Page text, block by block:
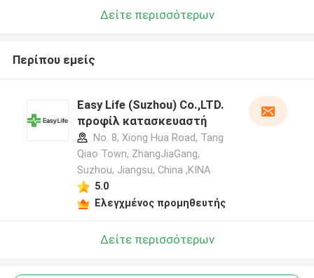
Δείτε περισσότερων
Περίπου εμείς
Easy Life (Suzhou) Co.,LTD.
προφίλ κατασκευαστή
No. 8, Xiong Hua Road, Tang
Qiao Town, ZhangJiaGang,
Suzhou, Jiangsu, China ,ΚΙΝΑ
5.0
Ελεγχμένος προμηθευτής
Δείτε περισσότερων